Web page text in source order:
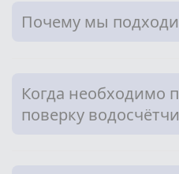
Почему мы
Когда необходимо
поверку